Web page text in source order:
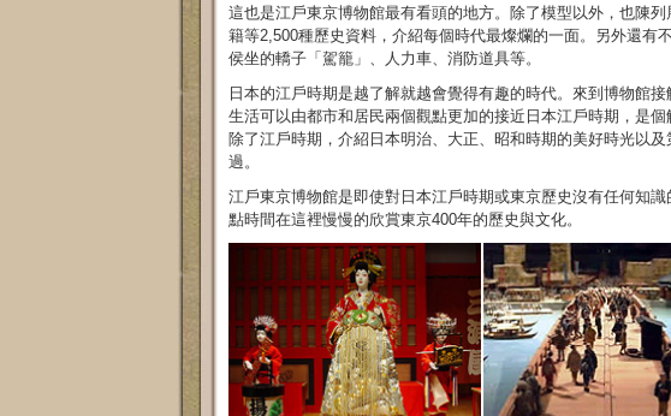
這也是江戶東京博物館最有看頭的地方。除了模型以外，也陳
籍等2,500種歷史資料，介紹每個時代最燦爛的一面。另外還有
侯坐的轎子「駕籠」、人力車、消防道具等。
日本的江戶時期是越了解就越會覺得有趣的時代。來到博物館
生活可以由都市和居民兩個觀點更加的接近日本江戶時期，是
除了江戶時期，介紹日本明治、大正、昭和時期的美好時光以
過。
江戶東京博物館是即使對日本江戶時期或東京歷史沒有任何知
點時間在這裡慢慢的欣賞東京400年的歷史與文化。